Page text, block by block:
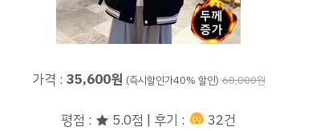
가격 : 35,600원 (즉시할인가40% 할인) 60,000원
평점 : ★ 5.0점 | 후기 : 32건